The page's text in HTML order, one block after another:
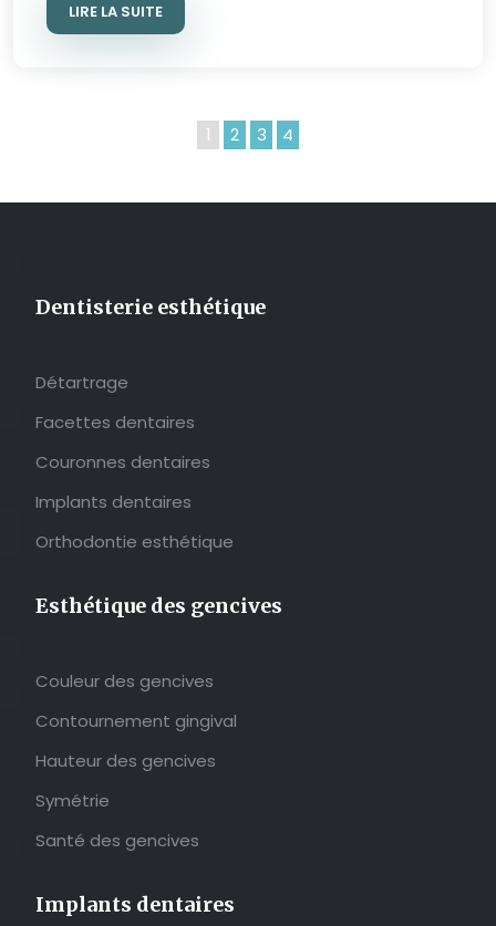
LIRE LA SUITE
1 2 3 4
Dentisterie esthétique
Détartrage
Facettes dentaires
Couronnes dentaires
Implants dentaires
Orthodontie esthétique
Esthétique des gencives
Couleur des gencives
Contournement gingival
Hauteur des gencives
Symétrie
Santé des gencives
Implants dentaires